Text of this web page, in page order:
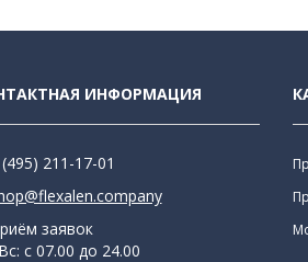
ИНФОРМАЦИЯ
211-17-01
заявок
с 07.00 до 24.00